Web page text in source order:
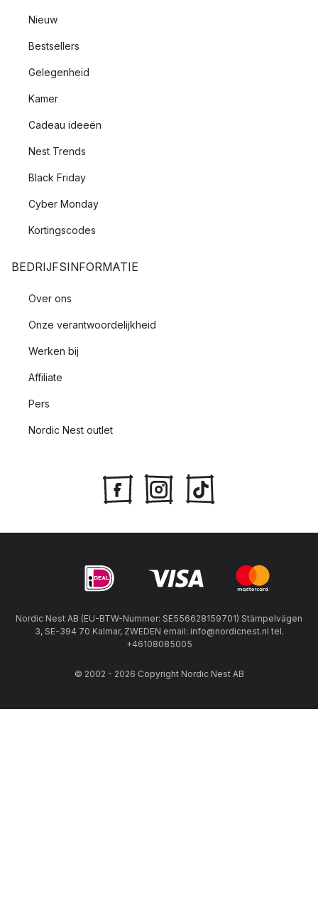
Nieuw
Bestsellers
Gelegenheid
Kamer
Cadeau ideeën
Nest Trends
Black Friday
Cyber Monday
Kortingscodes
BEDRIJFSINFORMATIE
Over ons
Onze verantwoordelijkheid
Werken bij
Affiliate
Pers
Nordic Nest outlet
Nordic Nest AB (EU-BTW-Nummer: SE556628159701) Stämpelvägen
3, SE-394 70 Kalmar, ZWEDEN email: info@nordicnest.nl tel.
+46108085005
© 2002 - 2026 Copyright Nordic Nest AB